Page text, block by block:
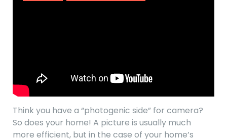
Think you have a “photogenic side” for camera?
So does your home! A picture is usually much
more efficient, but in the case of your home’s